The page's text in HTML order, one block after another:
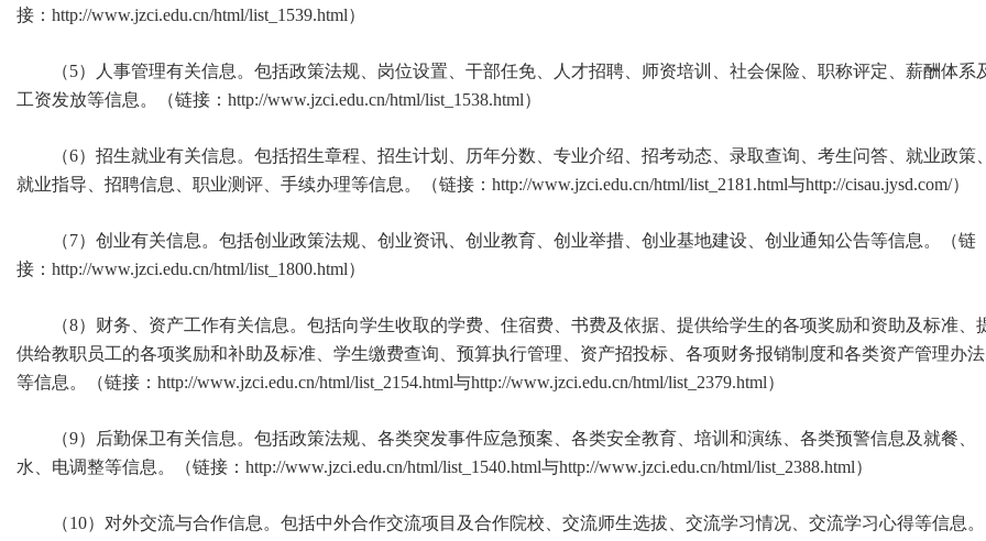
接：http://www.jzci.edu.cn/html/list_1539.html）
（5）人事管理有关信息。包括政策法规、岗位设置、干部任免、人才招聘、师资培训、社会保险、职称评定、薪酬体系
工资发放等信息。（链接：http://www.jzci.edu.cn/html/list_1538.html）
（6）招生就业有关信息。包括招生章程、招生计划、历年分数、专业介绍、招考动态、录取查询、考生问答、就业政策、
就业指导、招聘信息、职业测评、手续办理等信息。（链接：http://www.jzci.edu.cn/html/list_2181.html与http://cisau.jysd.com/）
（7）创业有关信息。包括创业政策法规、创业资讯、创业教育、创业举措、创业基地建设、创业通知公告等信息。（链
接：http://www.jzci.edu.cn/html/list_1800.html）
（8）财务、资产工作有关信息。包括向学生收取的学费、住宿费、书费及依据、提供给学生的各项奖励和资助及标准、
供给教职员工的各项奖励和补助及标准、学生缴费查询、预算执行管理、资产招投标、各项财务报销制度和各类资产管理办法
等信息。（链接：http://www.jzci.edu.cn/html/list_2154.html与http://www.jzci.edu.cn/html/list_2379.html）
（9）后勤保卫有关信息。包括政策法规、各类突发事件应急预案、各类安全教育、培训和演练、各类预警信息及就餐、
水、电调整等信息。（链接：http://www.jzci.edu.cn/html/list_1540.html与http://www.jzci.edu.cn/html/list_2388.html）
（10）对外交流与合作信息。包括中外合作交流项目及合作院校、交流师生选拔、交流学习情况、交流学习心得等信息。